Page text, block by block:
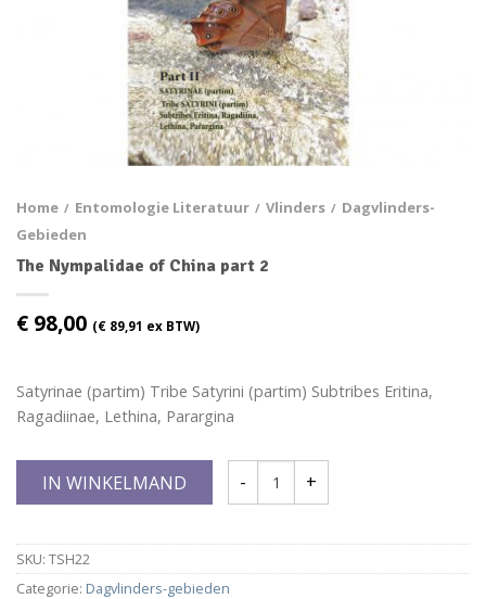
Home / Entomologie Literatuur / Vlinders / Dagvlinders-
Gebieden
The Nympalidae of China part 2
€ 98,00 (€ 89,91 ex BTW)
Satyrinae (partim) Tribe Satyrini (partim) Subtribes Eritina,
Ragadiinae, Lethina, Parargina
IN WINKELMAND
SKU: TSH22
Categorie: Dagvlinders-gebieden